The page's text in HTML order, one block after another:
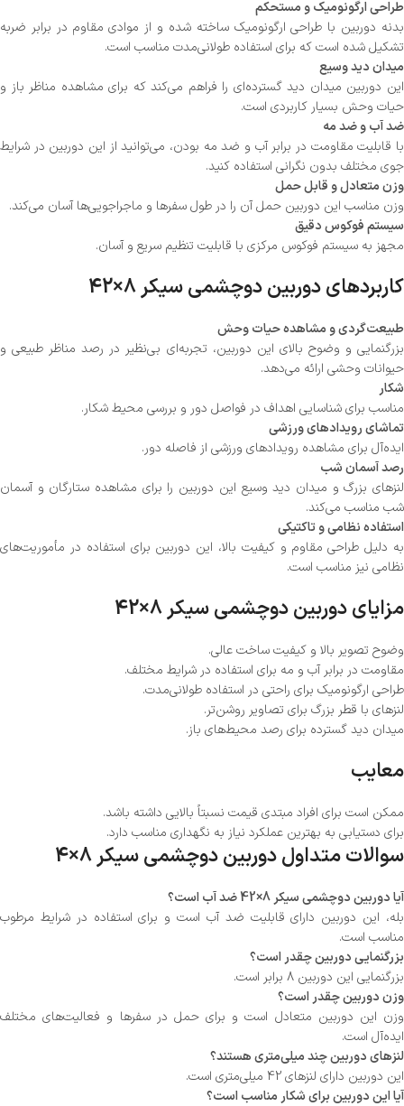
طراحی ارگونومیک و مستحکم
بدنه دوربین با طراحی ارگونومیک ساخته شده و از موادی مقاوم در برابر ضربه
تشکیل شده است که برای استفاده طولانی‌مدت مناسب است.
میدان دید وسیع
این دوربین میدان دید گسترده‌ای را فراهم می‌کند که برای مشاهده مناظر باز و
حیات وحش بسیار کاربردی است.
ضد آب و ضد مه
با قابلیت مقاومت در برابر آب و ضد مه بودن، می‌توانید از این دوربین در شرایط
جوی مختلف بدون نگرانی استفاده کنید.
وزن متعادل و قابل حمل
وزن مناسب این دوربین حمل آن را در طول سفرها و ماجراجویی‌ها آسان می‌کند.
سیستم فوکوس دقیق
مجهز به سیستم فوکوس مرکزی با قابلیت تنظیم سریع و آسان.
کاربردهای دوربین دوچشمی سیکر 8×42
طبیعت‌گردی و مشاهده حیات وحش
بزرگنمایی و وضوح بالای این دوربین، تجربه‌ای بی‌نظیر در رصد مناظر طبیعی و
حیوانات وحشی ارائه می‌دهد.
شکار
مناسب برای شناسایی اهداف در فواصل دور و بررسی محیط شکار.
تماشای رویدادهای ورزشی
ایده‌آل برای مشاهده رویدادهای ورزشی از فاصله دور.
رصد آسمان شب
لنزهای بزرگ و میدان دید وسیع این دوربین را برای مشاهده ستارگان و آسمان
شب مناسب می‌کند.
استفاده نظامی و تاکتیکی
به دلیل طراحی مقاوم و کیفیت بالا، این دوربین برای استفاده در مأموریت‌های
نظامی نیز مناسب است.
مزایای دوربین دوچشمی سیکر 8×42
وضوح تصویر بالا و کیفیت ساخت عالی.
مقاومت در برابر آب و مه برای استفاده در شرایط مختلف.
طراحی ارگونومیک برای راحتی در استفاده طولانی‌مدت.
لنزهای با قطر بزرگ برای تصاویر روشن‌تر.
میدان دید گسترده برای رصد محیط‌های باز.
معایب
ممکن است برای افراد مبتدی قیمت نسبتاً بالایی داشته باشد.
برای دستیابی به بهترین عملکرد نیاز به نگهداری مناسب دارد.
سوالات متداول دوربین دوچشمی سیکر 8×4
آیا دوربین دوچشمی سیکر 8×42 ضد آب است؟
بله، این دوربین دارای قابلیت ضد آب است و برای استفاده در شرایط مرطوب
مناسب است.
بزرگنمایی دوربین چقدر است؟
بزرگنمایی این دوربین 8 برابر است.
وزن دوربین چقدر است؟
وزن این دوربین متعادل است و برای حمل در سفرها و فعالیت‌های مختلف
ایده‌آل است.
لنزهای دوربین چند میلی‌متری هستند؟
این دوربین دارای لنزهای 42 میلی‌متری است.
آیا این دوربین برای شکار مناسب است؟